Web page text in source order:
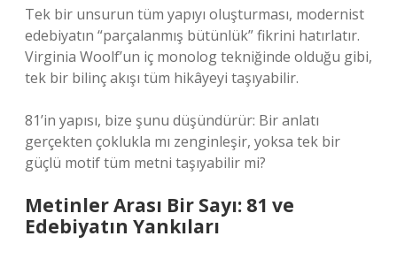
Tek bir unsurun tüm yapıyı oluşturması, modernist
edebiyatın “parçalanmış bütünlük” fikrini hatırlatır.
Virginia Woolf’un iç monolog tekniğinde olduğu gibi,
tek bir bilinç akışı tüm hikâyeyi taşıyabilir.
81’in yapısı, bize şunu düşündürür: Bir anlatı
gerçekten çoklukla mı zenginleşir, yoksa tek bir
güçlü motif tüm metni taşıyabilir mi?
Metinler Arası Bir Sayı: 81 ve
Edebiyatın Yankıları